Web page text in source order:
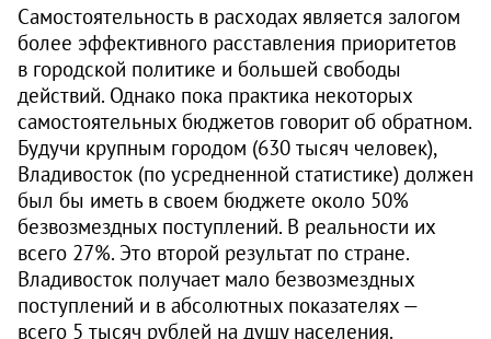
Самостоятельность в расходах является залогом
более эффективного расставления приоритетов
в городской политике и большей свободы
действий. Однако пока практика некоторых
самостоятельных бюджетов говорит об обратном.
Будучи крупным городом (630 тысяч человек),
Владивосток (по усредненной статистике) должен
был бы иметь в своем бюджете около 50%
безвозмездных поступлений. В реальности их
всего 27%. Это второй результат по стране.
Владивосток получает мало безвозмездных
поступлений и в абсолютных показателях —
всего 5 тысяч рублей на душу населения.